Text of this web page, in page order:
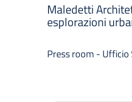
Maledetti
esplorazioni
Press room -